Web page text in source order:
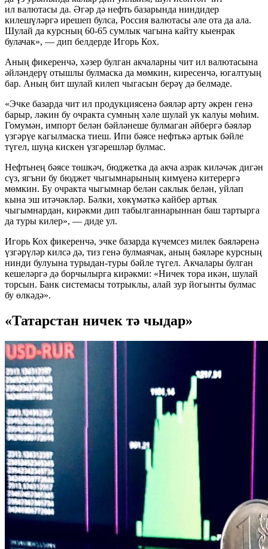
ил валютасы да. Әгәр дә нефть базарында ниндидер
килешүләргә ирешеп булса, Россия валютасы әле ота да ала.
Шулай да курсның 60-65 сумлык чагына кайту кыенрак
булачак», — дип белдерде Игорь Кох.
Аның фикеренчә, хәзер булган акчаларны чит ил валютасына
әйләндерү отышлы булмаска да мөмкин, киресенчә, югалтуың
бар. Аның бит шулай килеп чыгасын берәү дә белмәде.
«Эчке базарда чит ил продукциясенә бәяләр арту әкрен генә
барыр, ләкин бу очракта сумның хәле шулай ук калуы мөһим.
Гомумән, импорт белән бәйләнеше булмаган әйбергә бәяләр
үзгәрүе кагылмаска тиеш. Ипи бәясе нефтькә артык бәйле
түгел, шуңа кискен үзгәрешләр булмас.
Нефтьнең бәясе төшкәч, бюджетка да акча азрак киләчәк дигән
сүз, ягъни бу бюджет чыгымнарының кимүенә китерергә
мөмкин. Бу очракта чыгымнар белән саклык белән, уйлап
кына эш итәчәкләр. Бәлки, хөкүмәткә кайбер артык
чыгымнардан, кирәкми дип табылганнарыннан баш тартырга
да туры килер», — диде ул.
Игорь Кох фикеренчә, эчке базарда күчемсез милек бәяләренә
үзгәрүләр килсә дә, тиз генә булмаячак, аның бәяләре курсның
нинди булуына турыдан-туры бәйле түгел. Акчалары булган
кешеләргә дә борчылырга кирәкми: «Ничек тора икән, шулай
торсын. Банк системасы тотрыклы, алай зур йогынты булмас
бу өлкәдә».
«Татарстан ничек тә чыдар»